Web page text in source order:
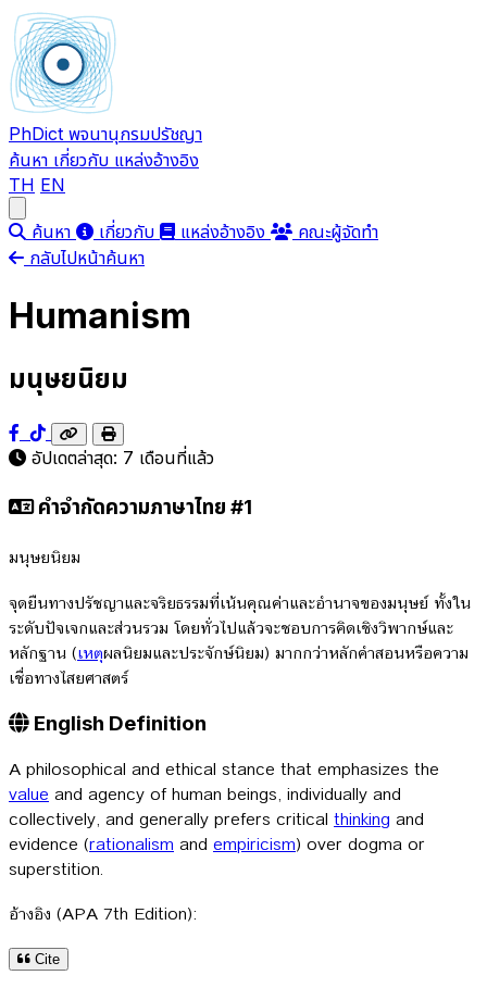
PhDict พจนานุกรมปรัชญา
ค้นหา เกี่ยวกับ แหล่งอ้างอิง
TH EN
ค้นหา เกี่ยวกับ แหล่งอ้างอิง
คณะผู้จัดทำ
กลับไปหน้าค้นหา
Humanism
มนุษยนิยม
อัปเดตล่าสุด: 7 เดือนที่แล้ว
คำจำกัดความภาษาไทย #1
มนุษยนิยม
จุดยืนทางปรัชญาและจริยธรรมที่เน้นคุณค่าและอำนาจของมนุษย์ ทั้งใน
ระดับปัจเจกและส่วนรวม โดยทั่วไปแล้วจะชอบการคิดเชิงวิพากษ์และ
หลักฐาน (เหตุผลนิยมและประจักษ์นิยม) มากกว่าหลักคำสอนหรือความ
เชื่อทางไสยศาสตร์
English Definition
A philosophical and ethical stance that emphasizes the
value and agency of human beings, individually and
collectively, and generally prefers critical thinking and
evidence (rationalism and empiricism) over dogma or
superstition.
อ้างอิง (APA 7th Edition):
Cite